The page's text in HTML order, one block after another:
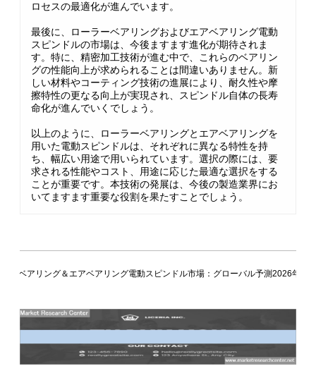
ロセスの最適化が進んでいます。
最後に、ローラーベアリングおよびエアベアリング電動
スピンドルの市場は、今後ますます進化が期待されま
す。特に、精密加工技術が進む中で、これらのベアリン
グの性能向上が求められることは間違いありません。新
しい材料やコーティング技術の進展により、耐久性や摩
擦特性の更なる向上が実現され、スピンドル自体の長寿
命化が進んでいくでしょう。
以上のように、ローラーベアリングとエアベアリングを
用いた電動スピンドルは、それぞれに異なる特性を持
ち、幅広い用途で用いられています。選択の際には、要
求される性能やコスト、用途に応じた最適な選択をする
ことが重要です。本技術の発展は、今後の製造業界にお
いてますます重要な役割を果たすことでしょう。
ーベアリング＆エアベアリング電動スピンドル市場：グローバル予測2026年-